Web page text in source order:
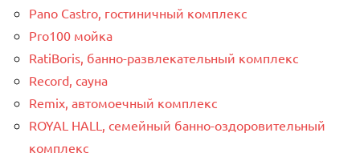
Pano Castro, гостиничный комплекс
Pro100 мойка
RatiBoris, банно-развлекательный комплекс
Record, сауна
Remix, автомоечный комплекс
ROYAL HALL, семейный банно-оздоровительный
комплекс